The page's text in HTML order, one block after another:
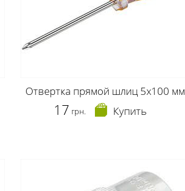
Отвертка прямой шлиц 5х100 мм
17 грн. Купить